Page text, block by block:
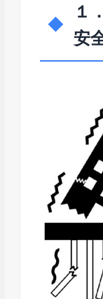
１
安